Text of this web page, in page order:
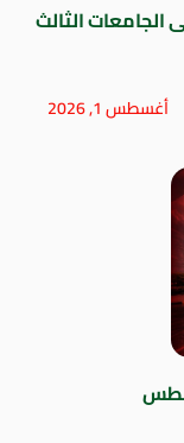
الثالث
أغسطس 1, 2026